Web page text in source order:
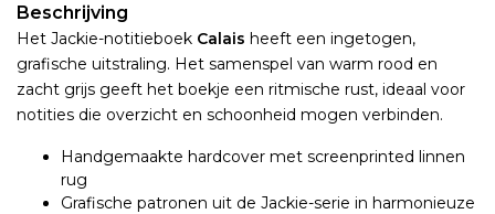
Beschrijving
Het Jackie-notitieboek Calais heeft een ingetogen,
grafische uitstraling. Het samenspel van warm rood en
zacht grijs geeft het boekje een ritmische rust, ideaal voor
notities die overzicht en schoonheid mogen verbinden.
Handgemaakte hardcover met screenprinted linnen
rug
Grafische patronen uit de Jackie-serie in harmonieuze